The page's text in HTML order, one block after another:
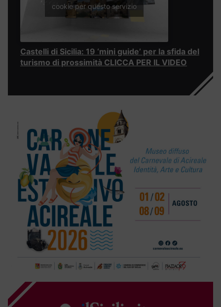
cookie per questo servizio
Castelli di Sicilia: 19 ‘mini guide’ per la sfida del
turismo di prossimità CLICCA PER IL VIDEO